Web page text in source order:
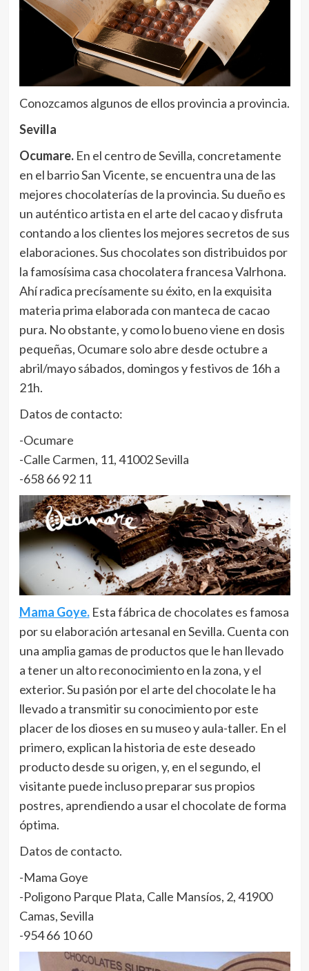
Conozcamos algunos de ellos provincia a provincia.
Sevilla
Ocumare.En el centro de Sevilla, concretamente
en el barrio San Vicente, se encuentra una de las
mejores chocolaterías de la provincia. Su dueño es
un auténtico artista en el arte del cacao y disfruta
contando a los clientes los mejores secretos de sus
elaboraciones. Sus chocolates son distribuidos por
la famosísima casa chocolatera francesa Valrhona.
Ahí radica precísamente su éxito, en la exquisita
materia prima elaborada con manteca de cacao
pura. No obstante, y como lo bueno viene en dosis
pequeñas, Ocumare solo abre desde octubre a
abril/mayo sábados, domingos y festivos de 16h a
21h.
Datos de contacto:
-Ocumare
-Calle Carmen, 11, 41002 Sevilla
-658 66 92 11
Mama Goye. Esta fábrica de chocolates es famosa
por su elaboración artesanal en Sevilla. Cuenta con
una amplia gamas de productos que le han llevado
a tener un alto reconocimiento en la zona, y el
exterior. Su pasión por el arte del chocolate le ha
llevado a transmitir su conocimiento por este
placer de los dioses en su museo y aula-taller. En el
primero, explican la historia de este deseado
producto desde su origen, y, en el segundo, el
visitante puede incluso preparar sus propios
postres, aprendiendo a usar el chocolate de forma
óptima.
Datos de contacto.
-Mama Goye
-Poligono Parque Plata, Calle Mansíos, 2, 41900
Camas, Sevilla
-954 66 10 60